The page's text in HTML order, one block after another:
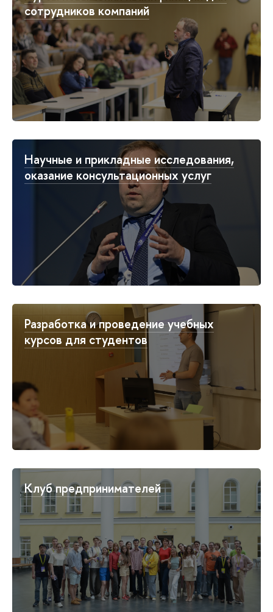
сотрудников компаний
Научные и прикладные исследования,
оказание консультационных услуг
Разработка и проведение учебных
курсов для студентов
Клуб предпринимателей